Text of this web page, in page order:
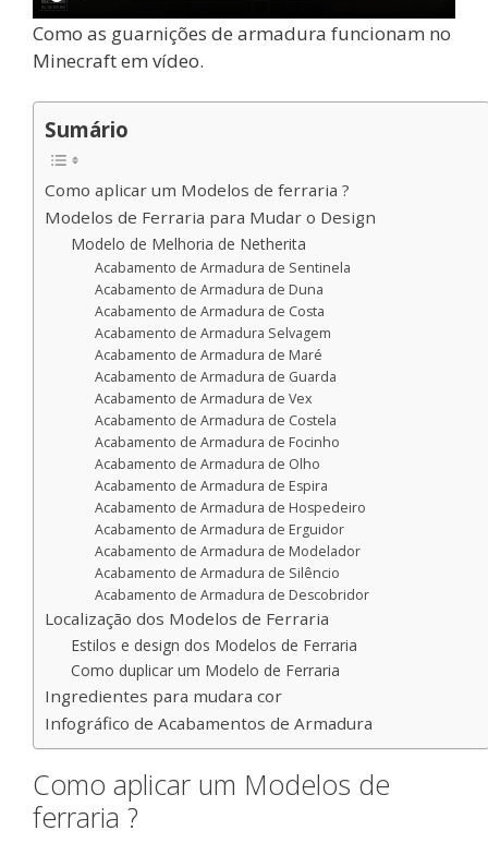
Como as guarnições de armadura funcionam no
Minecraft em vídeo.
Sumário
Como aplicar um Modelos de ferraria ?
Modelos de Ferraria para Mudar o Design
Modelo de Melhoria de Netherita
Acabamento de Armadura de Sentinela
Acabamento de Armadura de Duna
Acabamento de Armadura de Costa
Acabamento de Armadura Selvagem
Acabamento de Armadura de Maré
Acabamento de Armadura de Guarda
Acabamento de Armadura de Vex
Acabamento de Armadura de Costela
Acabamento de Armadura de Focinho
Acabamento de Armadura de Olho
Acabamento de Armadura de Espira
Acabamento de Armadura de Hospedeiro
Acabamento de Armadura de Erguidor
Acabamento de Armadura de Modelador
Acabamento de Armadura de Silêncio
Acabamento de Armadura de Descobridor
Localização dos Modelos de Ferraria
Estilos e design dos Modelos de Ferraria
Como duplicar um Modelo de Ferraria
Ingredientes para mudara cor
Infográfico de Acabamentos de Armadura
Como aplicar um Modelos de
ferraria ?